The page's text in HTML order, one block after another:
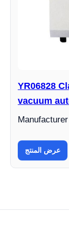
YR06828
vacuum
عرض المنتج